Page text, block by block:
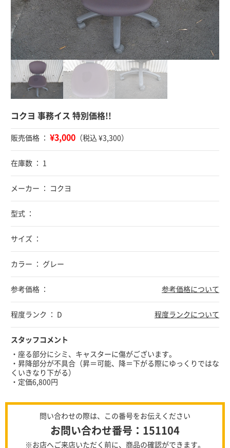
コクヨ 事務イス 特別価格!!
販売価格 ： ¥3,000 （税込 ¥3,300）
在庫数 ： 1
メーカー ： コクヨ
型式 ：
サイズ ：
カラー ： グレー
参考価格 ： 参考価格について
程度ランク ： D 程度ランクについて
スタッフコメント
・座る部分にシミ、キャスターに傷がございます。
・昇降部分が不具合（昇＝可能、降＝下がる際にゆっくりではな
くいきなり下がる）
・定価6,800円
問い合わせの際は、この番号をお伝えください
お問い合わせ番号：151104
※お店へご来店いただく前に、商品の確認ができます。